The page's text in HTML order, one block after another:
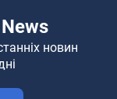
новин